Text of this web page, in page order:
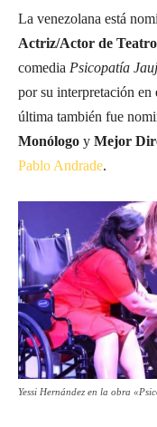
La venezolana está
Actriz/Actor de
comedia Psicopatía
por su interpretación en
última también fue
Monólogo y Mejor
Pablo Andrade.
Yessi Hernández en la obra